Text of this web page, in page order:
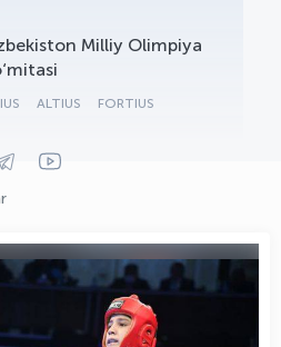
Milliy Olimpiya
ALTIUS FORTIUS